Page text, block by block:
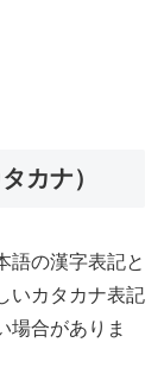
カナ）
語の漢字表記と
いカタカナ表記
場合がありま